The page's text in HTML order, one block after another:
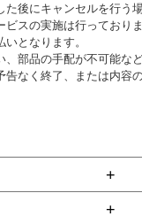
た後にキャンセルを行う
ビスの実施は行っており
となります。
、部品の手配が不可能な
告なく終了、または内容
+
+